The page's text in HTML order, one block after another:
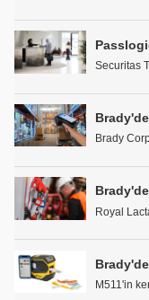
Securitas
Royal
M511'in